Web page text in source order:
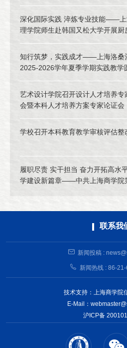
深化国际实践 淬炼专业技能——上
理学院师生赴韩国又松大学开展厨
知行筑梦，实践成才——上海洛桑
2025-2026学年夏季学期实践教学
艺术设计学院召开设计人才培养专
会暨本科人才培养方案专家论证会
学校召开本科教育教学审核评估整
履职尽责 实干担当 奋力开拓高水
学建设新篇章——中共上海商学院
联系我
新闻投稿 :
新闻热线 : 86-
技术支持：上海商学院
E-Mail：
沪ICP备